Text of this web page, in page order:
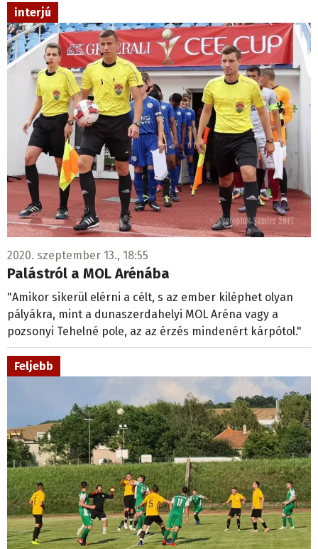
interjú
2020. szeptember 13., 18:55
Palástról a MOL Arénába
"Amikor sikerül elérni a célt, s az ember kiléphet olyan
pályákra, mint a dunaszerdahelyi MOL Aréna vagy a
pozsonyi Tehelné pole, az az érzés mindenért kárpótol."
Feljebb